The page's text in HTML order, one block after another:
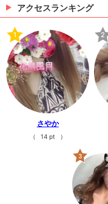
アクセスランキング
1
さやか
（ 14 pt ）
2
3